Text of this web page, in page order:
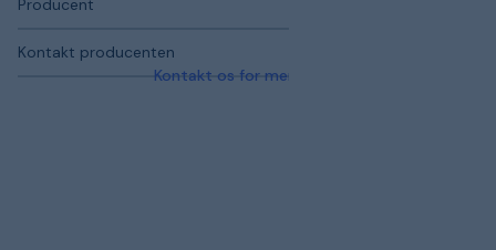
Kontakt producenten
Kontakt os for mere information